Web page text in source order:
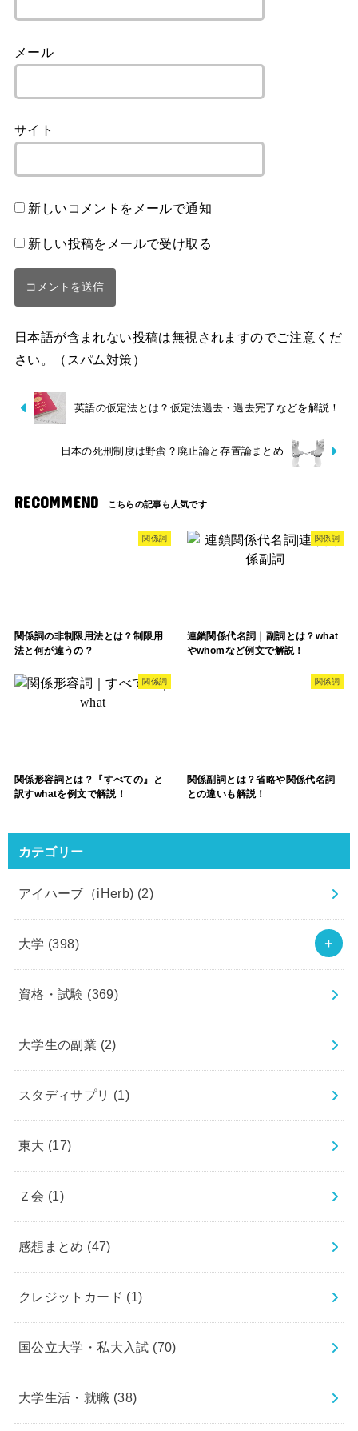
メール
サイト
新しいコメントをメールで通知
新しい投稿をメールで受け取る
日本語が含まれない投稿は無視されますのでご注意くだ
さい。（スパム対策）
英語の仮定法とは？仮定法過去・過去完了などを解説！
日本の死刑制度は野蛮？廃止論と存置論まとめ
RECOMMEND
関係詞
関係詞の非制限用法とは？制限用
法と何が違うの？
関係詞
連鎖関係代名詞｜副詞とは？what
やwhomなど例文で解説！
関係詞
関係形容詞とは？『すべての』と
訳すwhatを例文で解説！
関係詞
関係副詞とは？省略や関係代名詞
との違いも解説！
カテゴリー
アイハーブ（iHerb) (2)
大学 (398)
資格・試験 (369)
大学生の副業 (2)
スタディサプリ (1)
東大 (17)
Ｚ会 (1)
感想まとめ (47)
クレジットカード (1)
国公立大学・私大入試 (70)
大学生活・就職 (38)